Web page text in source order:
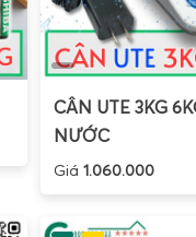
CÂN UTE 3KG
NƯỚC
Giá1.060.000